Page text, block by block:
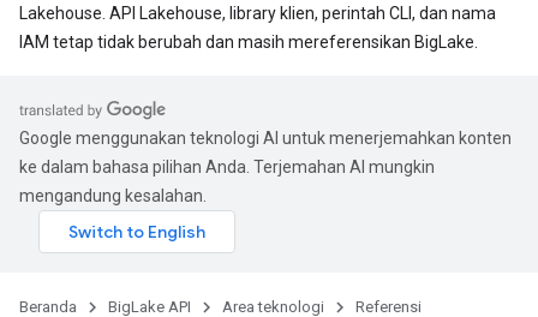
Lakehouse. API Lakehouse, library klien, perintah CLI, dan nama
IAM tetap tidak berubah dan masih mereferensikan BigLake.
Google menggunakan teknologi AI untuk menerjemahkan konten
ke dalam bahasa pilihan Anda. Terjemahan AI mungkin
mengandung kesalahan.
Beranda BigLake API Area teknologi Referensi